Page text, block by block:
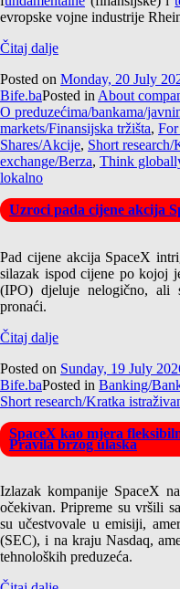
evropske vojne industrije
Čitaj dalje
Posted on Monday, 20 July
Bife.baPosted in About
O preduzećima/bankama/
markets/Finansijska tržišta,
Shares/Akcije, Short
exchange/Berza, Think
lokalno
Uzroci pada cijene akcija
Pad cijene akcija SpaceX
silazak ispod cijene po kojoj
(IPO) djeluje nelogično, ali
pronaći.
Čitaj dalje
Posted on Sunday, 19 July
Bife.baPosted in Banking/
Short research/Kratka
SpaceX kao mjera
Pravila brzog ulaska
Izlazak kompanije SpaceX
očekivan. Pripreme su vršili
su učestvovale u emisiji,
(SEC), i na kraju Nasdaq,
tehnoloških preduzeća.